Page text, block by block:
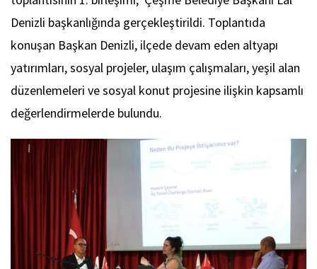
Denizli başkanlığında gerçekleştirildi. Toplantıda
konuşan Başkan Denizli, ilçede devam eden altyapı
yatırımları, sosyal projeler, ulaşım çalışmaları, yeşil alan
düzenlemeleri ve sosyal konut projesine ilişkin kapsamlı
değerlendirmelerde bulundu.